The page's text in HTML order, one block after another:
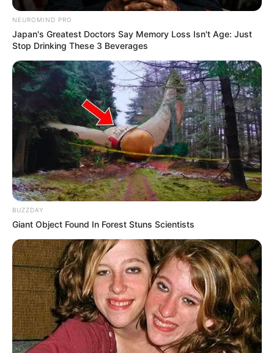
NEUROMIND PRO
Japan's Greatest Doctors Say Memory Loss Isn't Age: Just
Stop Drinking These 3 Beverages
BUZZDAY
Giant Object Found In Forest Stuns Scientists